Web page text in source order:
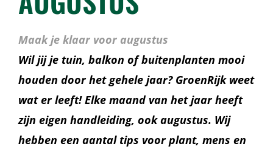
Maak je klaar voor augustus
Wil jij je tuin, balkon of buitenplanten mooi
houden door het gehele jaar? GroenRijk weet
wat er leeft! Elke maand van het jaar heeft
zijn eigen handleiding, ook augustus. Wij
hebben een aantal tips voor plant, mens en